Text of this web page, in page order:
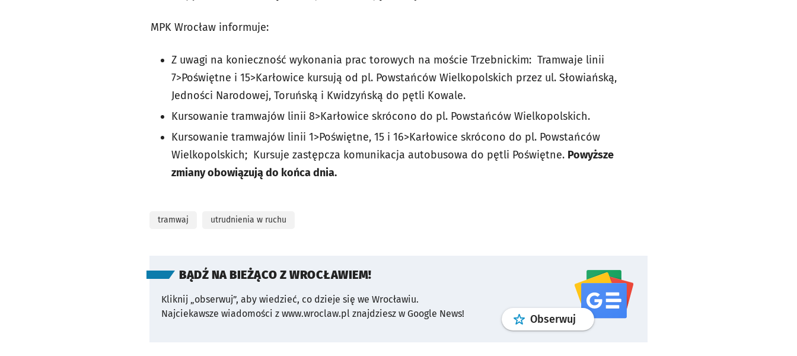
MPK Wrocław informuje:
Z uwagi na konieczność wykonania prac torowych na moście Trzebnickim: Tramwaje linii
7>Poświętne i 15>Karłowice kursują od pl. Powstańców Wielkopolskich przez ul. Słowiańską,
Jedności Narodowej, Toruńską i Kwidzyńską do pętli Kowale.
Kursowanie tramwajów linii 8>Karłowice skrócono do pl. Powstańców Wielkopolskich.
Kursowanie tramwajów linii 1>Poświętne, 15 i 16>Karłowice skrócono do pl. Powstańców
Wielkopolskich; Kursuje zastępcza komunikacja autobusowa do pętli Poświętne. Powyższe
zmiany obowiązują do końca dnia.
tramwaj utrudnienia w ruchu
BĄDŹ NA BIEŻĄCO Z WROCŁAWIEM!
Kliknij „obserwuj”, aby wiedzieć, co dzieje się we Wrocławiu.
Najciekawsze wiadomości z www.wroclaw.pl znajdziesz w Google News!
Obserwuj profilgoogle news